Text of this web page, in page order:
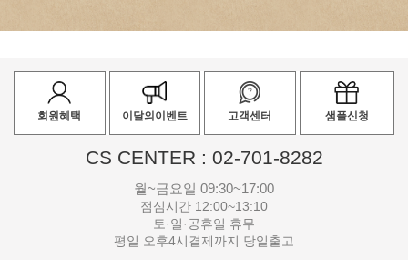
회원혜택 이달의이벤트 고객센터 샘플신청
CS CENTER : 02-701-8282
월~금요일 09:30~17:00
점심시간 12:00~13:10
토·일·공휴일 휴무
평일 오후4시결제까지 당일출고